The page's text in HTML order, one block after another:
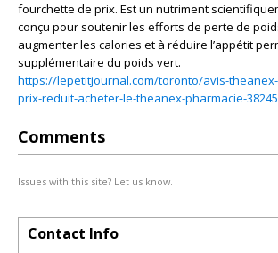
fourchette de prix. Est un nutriment
conçu pour soutenir les efforts de perte de
augmenter les calories et à réduire l’appétit
supplémentaire du poids vert.
https://lepetitjournal.com/toronto/avis-
prix-reduit-acheter-le-theanex-pharmacie-
Comments
Issues with this site? Let us know.
Contact Info